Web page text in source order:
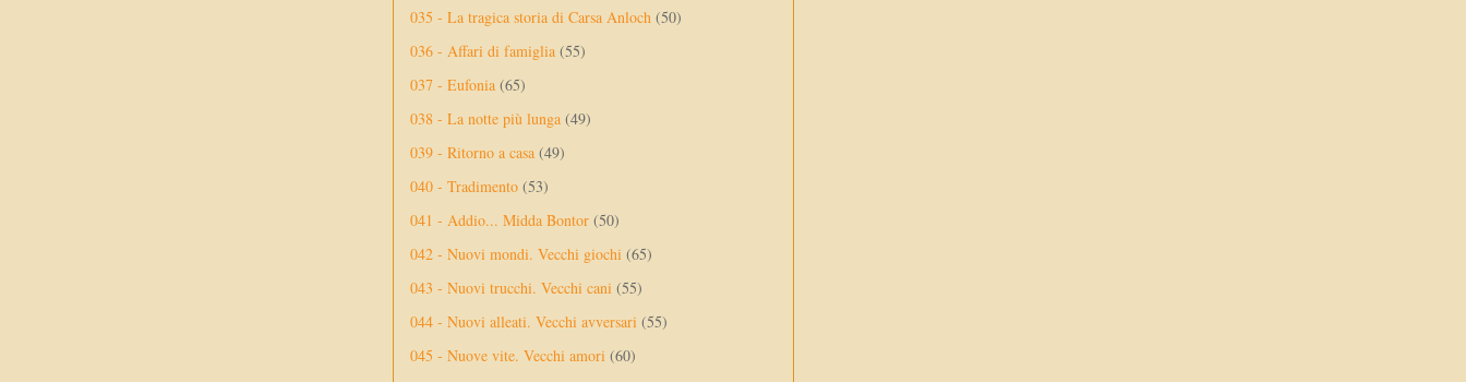
035 - La tragica storia di Carsa Anloch (50)
036 - Affari di famiglia (55)
037 - Eufonia (65)
038 - La notte più lunga (49)
039 - Ritorno a casa (49)
040 - Tradimento (53)
041 - Addio... Midda Bontor (50)
042 - Nuovi mondi. Vecchi giochi (65)
043 - Nuovi trucchi. Vecchi cani (55)
044 - Nuovi alleati. Vecchi avversari (55)
045 - Nuove vite. Vecchi amori (60)